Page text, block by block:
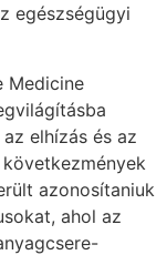
egészségügyi
Medicine
elhízás és az
azonosítaniuk
ahol az